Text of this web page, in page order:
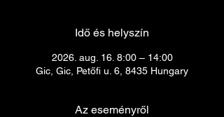
Idő és helyszín
2026. aug. 16. 8:00 – 14:00
Gic, Gic, Petőfi u. 6, 8435 Hungary
Az eseményről